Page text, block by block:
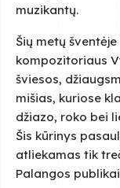
muzikantų.
Šių metų
kompozitoriaus
šviesos,
mišias, kuriose
džiazo, roko bei
Šis kūrinys
atliekamas tik
Palangos